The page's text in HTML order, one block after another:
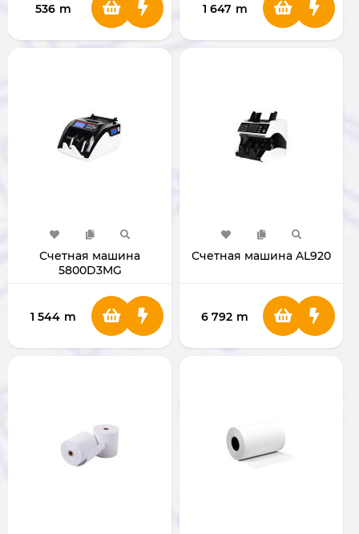
536 m 1 647 m
Счетная машина
5800D3MG
1 544 m
Счетная машина AL920
6 792 m